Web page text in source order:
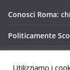
Conosci Roma:
Politicamente
Utilizziamo i